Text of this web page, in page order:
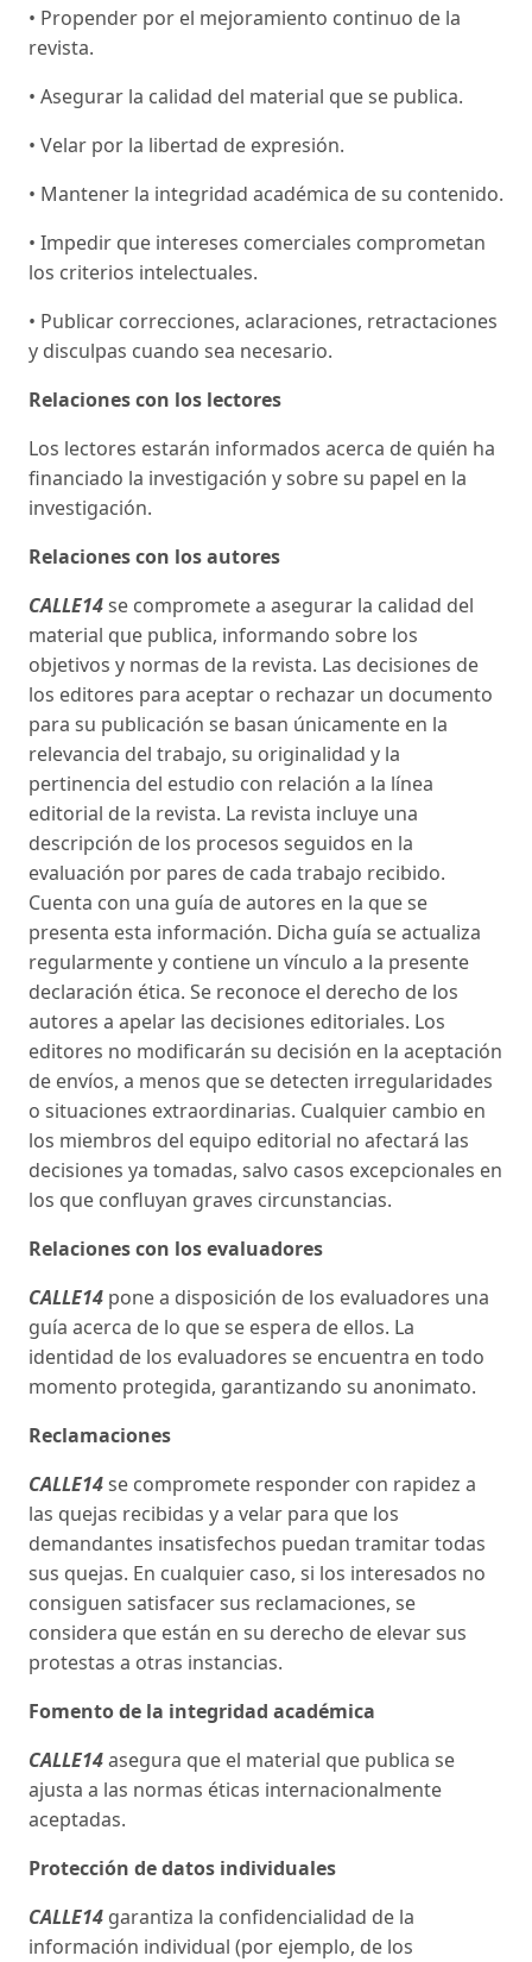
• Propender por el mejoramiento continuo de la
revista.
• Asegurar la calidad del material que se publica.
• Velar por la libertad de expresión.
• Mantener la integridad académica de su contenido.
• Impedir que intereses comerciales comprometan
los criterios intelectuales.
• Publicar correcciones, aclaraciones, retractaciones
y disculpas cuando sea necesario.
Relaciones con los lectores
Los lectores estarán informados acerca de quién ha
financiado la investigación y sobre su papel en la
investigación.
Relaciones con los autores
CALLE14se compromete a asegurar la calidad del
material que publica, informando sobre los
objetivos y normas de la revista. Las decisiones de
los editores para aceptar o rechazar un documento
para su publicación se basan únicamente en la
relevancia del trabajo, su originalidad y la
pertinencia del estudio con relación a la línea
editorial de la revista. La revista incluye una
descripción de los procesos seguidos en la
evaluación por pares de cada trabajo recibido.
Cuenta con una guía de autores en la que se
presenta esta información. Dicha guía se actualiza
regularmente y contiene un vínculo a la presente
declaración ética. Se reconoce el derecho de los
autores a apelar las decisiones editoriales. Los
editores no modificarán su decisión en la aceptación
de envíos, a menos que se detecten irregularidades
o situaciones extraordinarias. Cualquier cambio en
los miembros del equipo editorial no afectará las
decisiones ya tomadas, salvo casos excepcionales en
los que confluyan graves circunstancias.
Relaciones con los evaluadores
CALLE14 pone a disposición de los evaluadores una
guía acerca de lo que se espera de ellos. La
identidad de los evaluadores se encuentra en todo
momento protegida, garantizando su anonimato.
Reclamaciones
CALLE14se compromete responder con rapidez a
las quejas recibidas y a velar para que los
demandantes insatisfechos puedan tramitar todas
sus quejas. En cualquier caso, si los interesados no
consiguen satisfacer sus reclamaciones, se
considera que están en su derecho de elevar sus
protestas a otras instancias.
Fomento de la integridad académica
CALLE14asegura que el material que publica se
ajusta a las normas éticas internacionalmente
aceptadas.
Protección de datos individuales
CALLE14 garantiza la confidencialidad de la
información individual (por ejemplo, de los